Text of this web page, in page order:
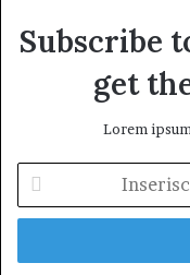
Subscribe
get
Lorem
Inserisci
tuo
mail